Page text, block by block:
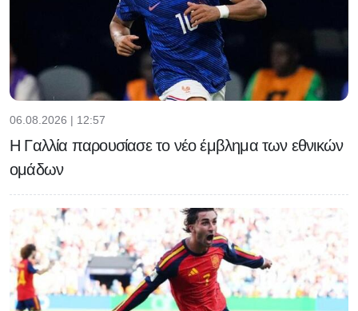
06.08.2026 | 12:57
Η Γαλλία παρουσίασε το νέο έμβλημα των εθνικών
ομάδων